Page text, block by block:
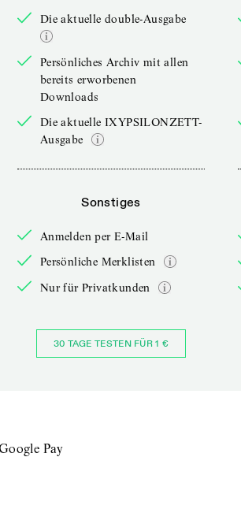
Die aktuelle double-Ausgabe
Persönliches Archiv mit allen
bereits erworbenen
Downloads
Die aktuelle IXYPSILONZETT-
Ausgabe
Sonstiges
Anmelden per E-Mail
Persönliche Merklisten
Nur für Privatkunden
30 TAGE TESTEN FÜR 1 €